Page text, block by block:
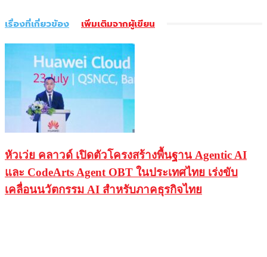
เรื่องที่เกี่ยวข้อง เพิ่มเติมจากผู้เขียน
หัวเว่ย คลาวด์ เปิดตัวโครงสร้างพื้นฐาน Agentic AI
และ CodeArts Agent OBT ในประเทศไทย เร่งขับ
เคลื่อนนวัตกรรม AI สำหรับภาคธุรกิจไทย